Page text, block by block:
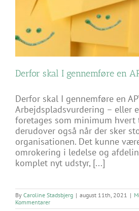
Derfor skal I gennemføre en
Derfor skal I gennemføre en
Arbejdspladsvurdering – eller
foretages som minimum hvert
derudover også når der sker
organisationen. Det kunne
omrokering i ledelse og
komplet nyt udstyr, [...]
By Caroline Stadsbjerg | august 11th, 2021 |
Kommentarer